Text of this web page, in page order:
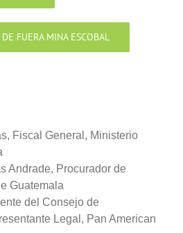
FUERA MINA ESCOBAL
Fiscal General, Ministerio
Andrade, Procurador de
Guatemala
del Consejo de
Legal, Pan American